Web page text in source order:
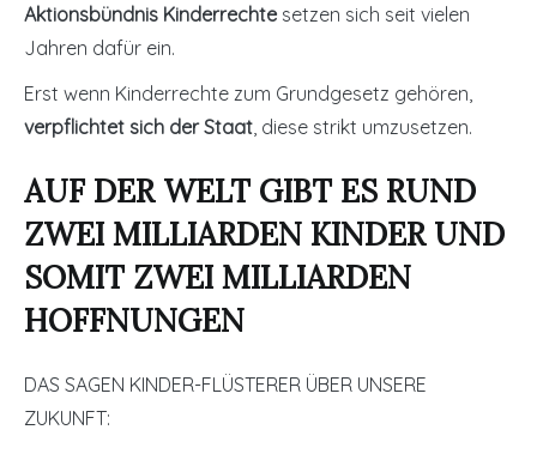
Aktionsbündnis Kinderrechte setzen sich seit vielen
Jahren dafür ein.
Erst wenn Kinderrechte zum Grundgesetz gehören,
verpflichtet sich der Staat , diese strikt umzusetzen.
AUF DER WELT GIBT ES RUND
ZWEI MILLIARDEN KINDER UND
SOMIT ZWEI MILLIARDEN
HOFFNUNGEN
DAS SAGEN KINDER-FLÜSTERER ÜBER UNSERE
ZUKUNFT: